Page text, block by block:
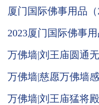
厦门国际佛事用品
2023厦门国际佛事
万佛墙|刘王庙圆通
万佛墙|慈愿万佛墙
万佛墙|刘王庙猛将